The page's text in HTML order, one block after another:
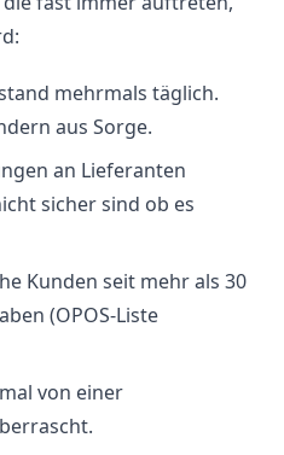
mehrmals täglich.
aus Sorge.
an Lieferanten
sicher sind ob es
Kunden seit mehr als 30
(OPOS-Liste
von einer